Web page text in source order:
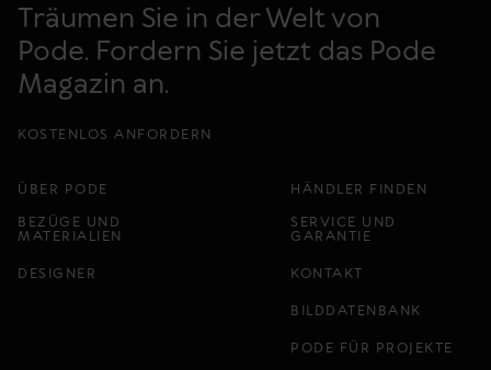
Träumen Sie in der Welt von
Pode. Fordern Sie jetzt das Pode
Magazin an.
KOSTENLOS ANFORDERN
ÜBER PODE
BEZÜGE UND
MATERIALIEN
DESIGNER
HÄNDLER FINDEN
SERVICE UND
GARANTIE
KONTAKT
BILDDATENBANK
PODE FÜR PROJEKTE